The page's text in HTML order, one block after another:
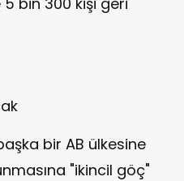
bir AB ülkesine
"ikincil göç"